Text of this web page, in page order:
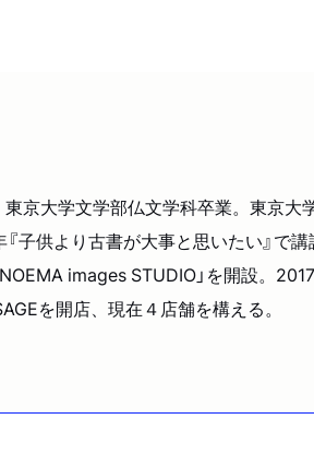
京大学文学部仏文学科卒業。東京
子供より古書が大事と思いたい』で
images STUDIO」を開設。
を開店、現在４店舗を構える。